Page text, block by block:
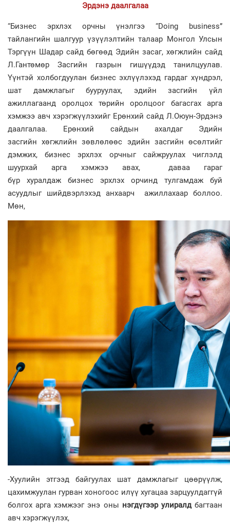
Эрдэнэ даалгалаа
“Бизнес эрхлэх орчны үнэлгээ “Doing business”
тайлангийн шалгуур үзүүлэлтийн талаар Монгол Улсын
Тэргүүн Шадар сайд бөгөөд Эдийн засаг, хөгжлийн сайд
Л.Гантөмөр Засгийн газрын гишүүдэд танилцуулав.
Үүнтэй холбогдуулан бизнес эхлүүлэхэд гардаг хүндрэл,
шат дамжлагыг бууруулах, эдийн засгийн үйл
ажиллагаанд оролцох төрийн оролцоог багасгах арга
хэмжээ авч хэрэгжүүлэхийг Ерөнхий сайд Л.Оюун-Эрдэнэ
даалгалаа. Ерөнхий сайдын ахалдаг Эдийн
засгийн хөгжлийн зөвлөлөөс эдийн засгийн өсөлтийг
дэмжих, бизнес эрхлэх орчныг сайжруулах чиглэлд
шуурхай арга хэмжээ авах, даваа гараг
бүр хуралдаж бизнес эрхлэх орчинд тулгамдаж буй
асуудлыг шийдвэрлэхэд анхаарч ажиллахаар боллоо.
Мөн,
-Хуулийн этгээд байгуулах шат дамжлагыг цөөрүүлж,
цахимжуулан гурван хоногоос илүү хугацаа зарцуулдаггүй
болгох арга хэмжээг энэ оны нэгдүгээр улиралдбагтаан
авч хэрэгжүүлэх,